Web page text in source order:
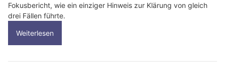
Fokusbericht, wie ein einziger Hinweis zur Klärung von gleich
drei Fällen führte.
Weiterlesen